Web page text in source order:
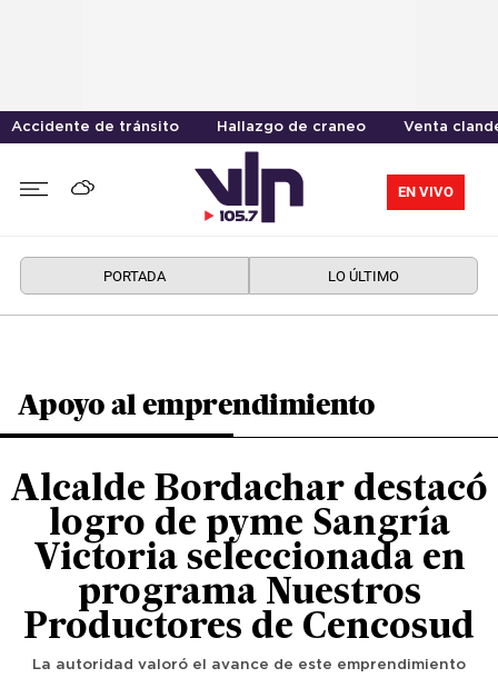
Accidente de tránsito Hallazgo de craneo Venta
EN VIVO
PORTADA LO ÚLTIMO
Apoyo al emprendimiento
Alcalde Bordachar destacó
logro de pyme Sangría
Victoria seleccionada en
programa Nuestros
Productores de Cencosud
La autoridad valoró el avance de este emprendimiento